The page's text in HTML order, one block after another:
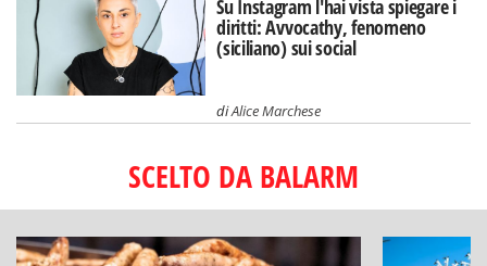
Su Instagram l'hai vista spiegare i
diritti: Avvocathy, fenomeno
(siciliano) sui social
diAlice Marchese
SCELTO DA BALARM